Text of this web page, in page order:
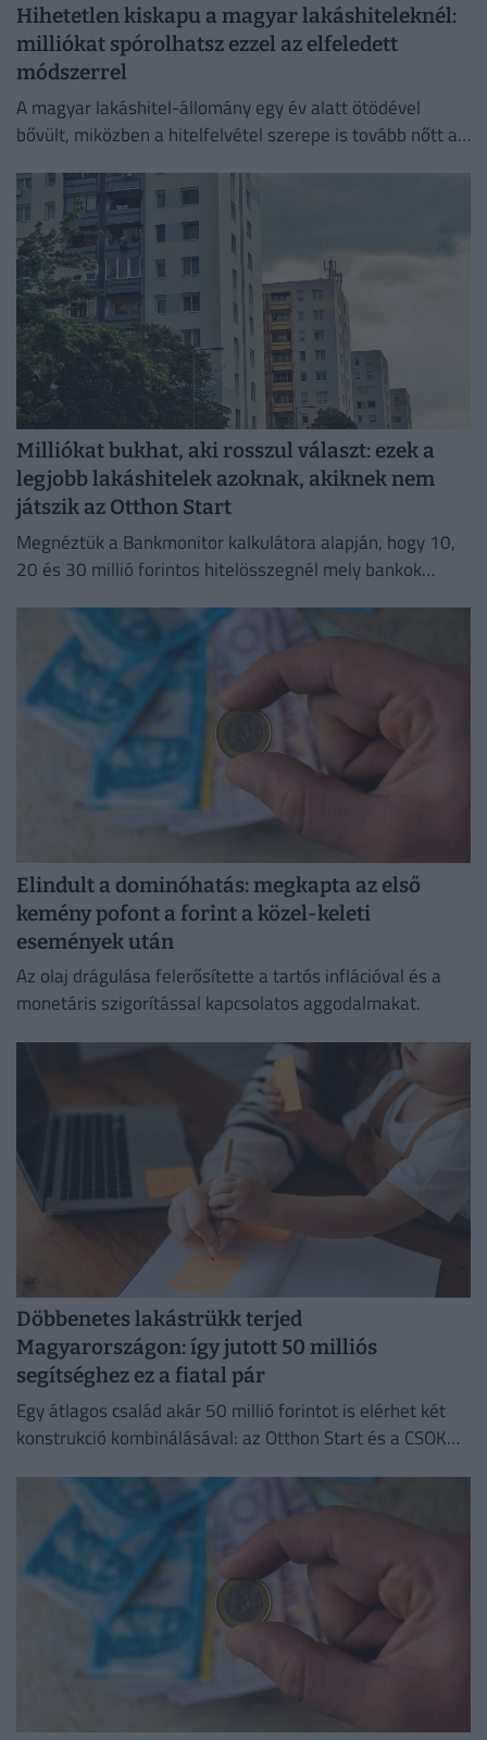
Hihetetlen kiskapu a magyar lakáshiteleknél:
milliókat spórolhatsz ezzel az elfeledett
módszerrel
A magyar lakáshitel-állomány egy év alatt ötödével
bővült, miközben a hitelfelvétel szerepe is tovább nőtt a
Milliókat bukhat, aki rosszul választ: ezek a
legjobb lakáshitelek azoknak, akiknek nem
játszik az Otthon Start
Megnéztük a Bankmonitor kalkulátora alapján, hogy 10,
20 és 30 millió forintos hitelösszegnél mely bankok
Elindult a dominóhatás: megkapta az első
kemény pofont a forint a közel-keleti
események után
Az olaj drágulása felerősítette a tartós inflációval és a
monetáris szigorítással kapcsolatos aggodalmakat.
Döbbenetes lakástrükk terjed
Magyarországon: így jutott 50 milliós
segítséghez ez a fiatal pár
Egy átlagos család akár 50 millió forintot is elérhet két
konstrukció kombinálásával: az Otthon Start és a CSOK